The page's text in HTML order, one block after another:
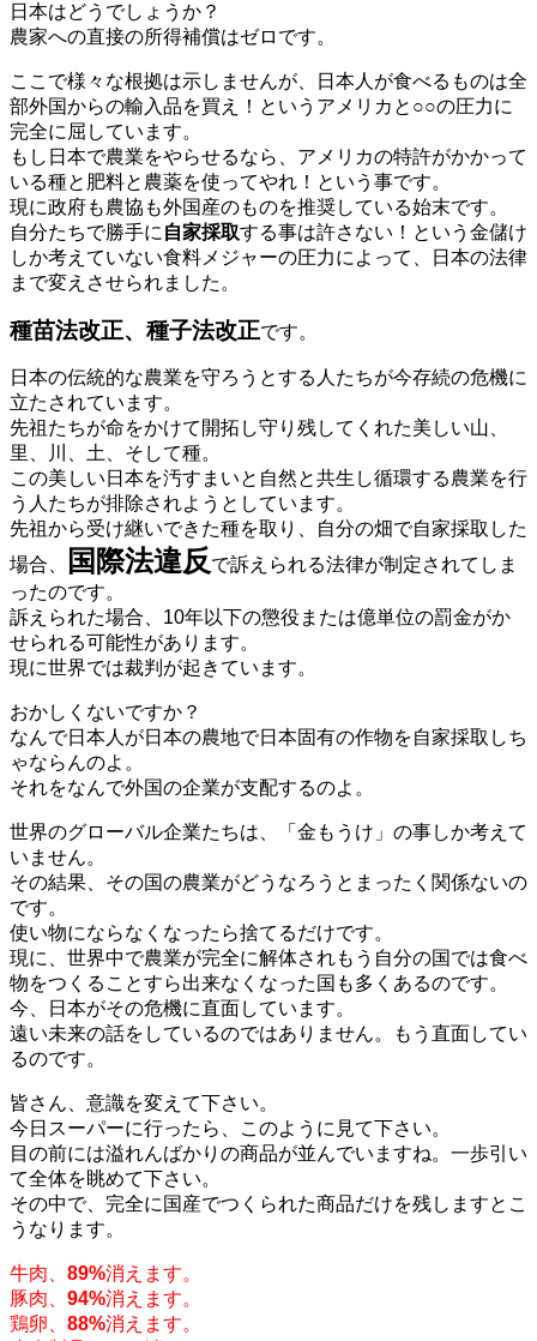
日本はどうでしょうか？
農家への直接の所得補償はゼロです。
ここで様々な根拠は示しませんが、日本人が食べるものは全
部外国からの輸入品を買え！というアメリカと○○の圧力に
完全に屈しています。
もし日本で農業をやらせるなら、アメリカの特許がかかって
いる種と肥料と農薬を使ってやれ！という事です。
現に政府も農協も外国産のものを推奨している始末です。
自分たちで勝手に自家採取する事は許さない！という金儲け
しか考えていない食料メジャーの圧力によって、日本の法律
まで変えさせられました。
種苗法改正、種子法改正です。
日本の伝統的な農業を守ろうとする人たちが今存続の危機に
立たされています。
先祖たちが命をかけて開拓し守り残してくれた美しい山、
里、川、土、そして種。
この美しい日本を汚すまいと自然と共生し循環する農業を行
う人たちが排除されようとしています。
先祖から受け継いできた種を取り、自分の畑で自家採取した
場合、
国際法違反で訴えられる法律が制定されてしま
ったのです。
訴えられた場合、10年以下の懲役または億単位の罰金がか
せられる可能性があります。
現に世界では裁判が起きています。
おかしくないですか？
なんで日本人が日本の農地で日本固有の作物を自家採取しち
ゃならんのよ。
それをなんで外国の企業が支配するのよ。
世界のグローバル企業たちは、「金もうけ」の事しか考えて
いません。
その結果、その国の農業がどうなろうとまったく関係ないの
です。
使い物にならなくなったら捨てるだけです。
現に、世界中で農業が完全に解体されもう自分の国では食べ
物をつくることすら出来なくなった国も多くあるのです。
今、日本がその危機に直面しています。
遠い未来の話をしているのではありません。もう直面してい
るのです。
皆さん、意識を変えて下さい。
今日スーパーに行ったら、このように見て下さい。
目の前には溢れんばかりの商品が並んでいますね。一歩引い
て全体を眺めて下さい。
その中で、完全に国産でつくられた商品だけを残しますとこ
うなります。
牛肉、 89%消えます。
豚肉、 94%消えます。
鶏卵、 88%消えます。